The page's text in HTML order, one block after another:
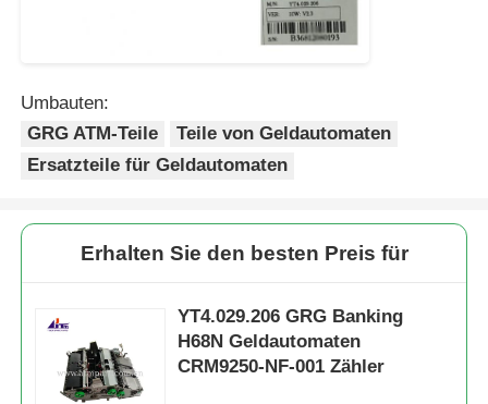
Umbauten:
GRG ATM-Teile
Teile von Geldautomaten
Ersatzteile für Geldautomaten
Erhalten Sie den besten Preis für
YT4.029.206 GRG Banking
H68N Geldautomaten
CRM9250-NF-001 Zähler